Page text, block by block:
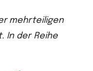
mehrteiligen
In der Reihe